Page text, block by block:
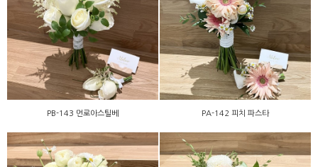
PB-143 먼로아스틸베
PB-143 먼로아스틸베
PA-142 피치 파스타
PA-142 피치 파스타